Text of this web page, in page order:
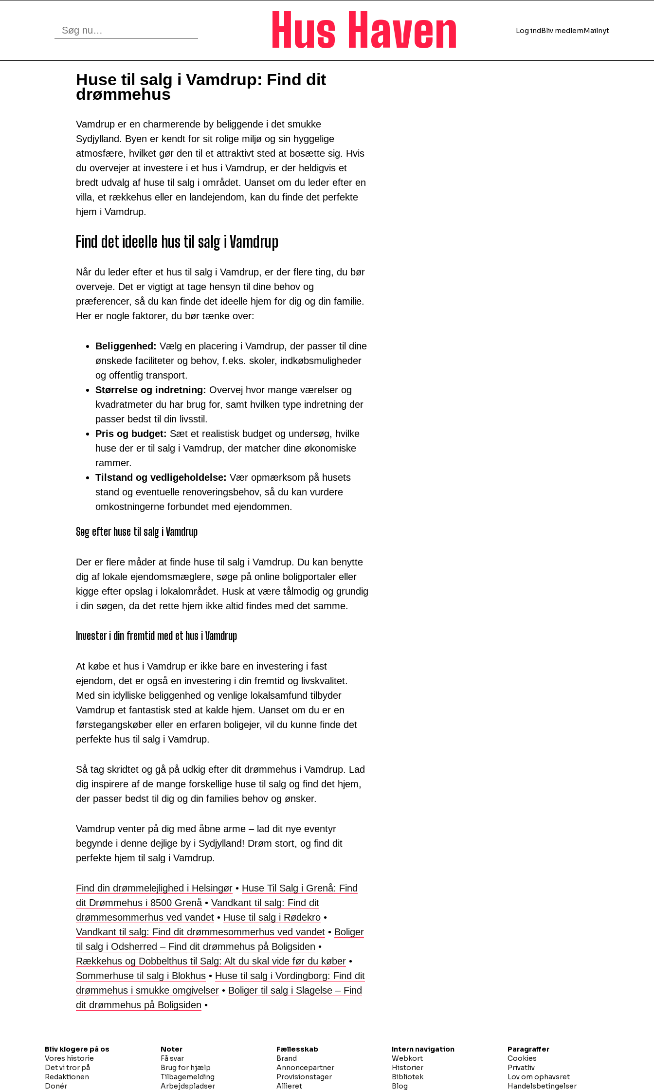
Hus Haven Log indBliv medlemMailnyt
Huse til salg i Vamdrup: Find dit
drømmehus
Vamdrup er en charmerende by beliggende i det smukke
Sydjylland. Byen er kendt for sit rolige miljø og sin hyggelige
atmosfære, hvilket gør den til et attraktivt sted at bosætte sig. Hvis
du overvejer at investere i et hus i Vamdrup, er der heldigvis et
bredt udvalg af huse til salg i området. Uanset om du leder efter en
villa, et rækkehus eller en landejendom, kan du finde det perfekte
hjem i Vamdrup.
Find det ideelle hus til salg i Vamdrup
Når du leder efter et hus til salg i Vamdrup, er der flere ting, du bør
overveje. Det er vigtigt at tage hensyn til dine behov og
præferencer, så du kan finde det ideelle hjem for dig og din familie.
Her er nogle faktorer, du bør tænke over:
Beliggenhed: Vælg en placering i Vamdrup, der passer til dine
ønskede faciliteter og behov, f.eks. skoler, indkøbsmuligheder
og offentlig transport.
Størrelse og indretning: Overvej hvor mange værelser og
kvadratmeter du har brug for, samt hvilken type indretning der
passer bedst til din livsstil.
Pris og budget: Sæt et realistisk budget og undersøg, hvilke
huse der er til salg i Vamdrup, der matcher dine økonomiske
rammer.
Tilstand og vedligeholdelse: Vær opmærksom på husets
stand og eventuelle renoveringsbehov, så du kan vurdere
omkostningerne forbundet med ejendommen.
Søg efter huse til salg i Vamdrup
Der er flere måder at finde huse til salg i Vamdrup. Du kan benytte
dig af lokale ejendomsmæglere, søge på online boligportaler eller
kigge efter opslag i lokalområdet. Husk at være tålmodig og grundig
i din søgen, da det rette hjem ikke altid findes med det samme.
Invester i din fremtid med et hus i Vamdrup
At købe et hus i Vamdrup er ikke bare en investering i fast
ejendom, det er også en investering i din fremtid og livskvalitet.
Med sin idylliske beliggenhed og venlige lokalsamfund tilbyder
Vamdrup et fantastisk sted at kalde hjem. Uanset om du er en
førstegangskøber eller en erfaren boligejer, vil du kunne finde det
perfekte hus til salg i Vamdrup.
Så tag skridtet og gå på udkig efter dit drømmehus i Vamdrup. Lad
dig inspirere af de mange forskellige huse til salg og find det hjem,
der passer bedst til dig og din families behov og ønsker.
Vamdrup venter på dig med åbne arme – lad dit nye eventyr
begynde i denne dejlige by i Sydjylland! Drøm stort, og find dit
perfekte hjem til salg i Vamdrup.
Find din drømmelejlighed i Helsingør • Huse Til Salg i Grenå: Find
dit Drømmehus i 8500 Grenå • Vandkant til salg: Find dit
drømmesommerhus ved vandet • Huse til salg i Rødekro •
Vandkant til salg: Find dit drømmesommerhus ved vandet • Boliger
til salg i Odsherred – Find dit drømmehus på Boligsiden •
Rækkehus og Dobbelthus til Salg: Alt du skal vide før du køber •
Sommerhuse til salg i Blokhus • Huse til salg i Vordingborg: Find dit
drømmehus i smukke omgivelser • Boliger til salg i Slagelse – Find
dit drømmehus på Boligsiden •
Bliv klogere på os
Vores historie
Det vi tror på
Redaktionen
Donér
Noter
Få svar
Brug for hjælp
Tilbagemelding
Arbejdspladser
Fællesskab
Brand
Annoncepartner
Provisionstager
Allieret
Intern navigation
Webkort
Historier
Bibliotek
Blog
Paragraffer
Cookies
Privatliv
Lov om ophavsret
Handelsbetingelser